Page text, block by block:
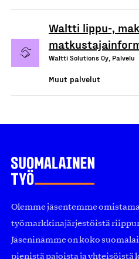
Waltti lippu-,
Waltti Solutions Oy, Palvelu
Muut palvelut
Olemme jäsentemme
työmarkkinajärjestöistä
Jäseninämme on koko
pienistä pajoista ja yhteisöistä